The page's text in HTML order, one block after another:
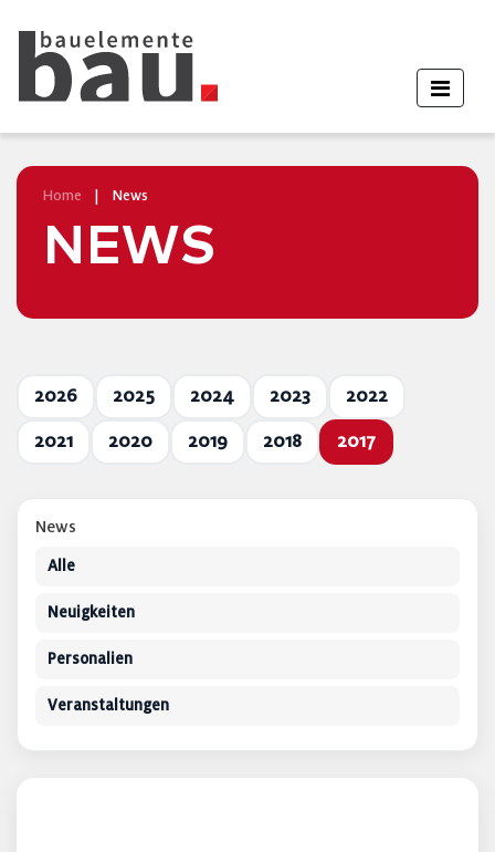
Home News
NEWS
2026 2025 2024 2023 2022
2021 2020 2019 2018 2017
News
Alle
Neuigkeiten
Personalien
Veranstaltungen